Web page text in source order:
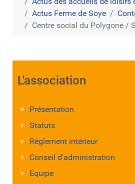
Actus Ferme de Soye
Centre social du Polygone /
L'association
Présentation
Statuts
Règlement intérieur
Conseil d'administration
Equipe